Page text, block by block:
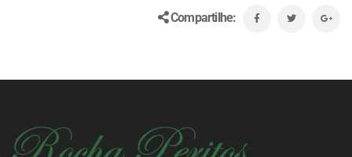
Compartilhe: